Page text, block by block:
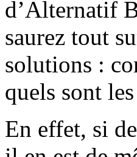
d’Alternatif
saurez tout
solutions :
quels sont
En effet, si